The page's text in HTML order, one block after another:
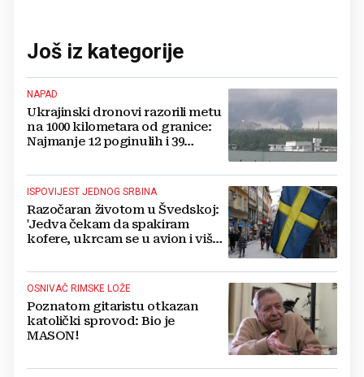
Još iz kategorije
NAPAD
Ukrajinski dronovi razorili metu
na 1000 kilometara od granice:
Najmanje 12 poginulih i 39
ISPOVIJEST JEDNOG SRBINA
Razočaran životom u Švedskoj:
'Jedva čekam da spakiram
kofere, ukrcam se u avion i više
OSNIVAČ RIMSKE LOŽE
Poznatom gitaristu otkazan
katolički sprovod: Bio je
MASON!